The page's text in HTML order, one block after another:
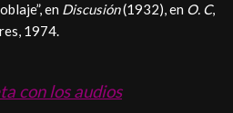
en Discusión(1932), en O. C,
1974.
con los audios